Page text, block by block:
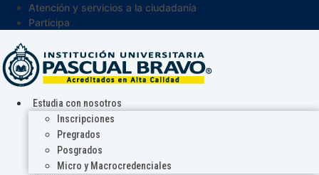
Atención y servicios a la ciudadanía
Participa
Estudia con nosotros
Inscripciones
Pregrados
Posgrados
Micro y Macrocredenciales